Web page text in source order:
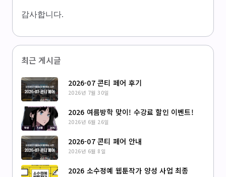
감사합니다.
최근 게시글
2026-07 콘티 페어 후기
2026년 7월 30일
2026 여름방학 맞이! 수강료 할인 이벤트!
2026년 6월 26일
2026-07 콘티 페어 안내
2026년 6월 8일
2026 소수정예 웹툰작가 양성 사업 최종